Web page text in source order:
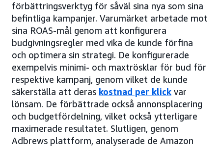
förbättringsverktyg för såväl sina nya som sina
befintliga kampanjer. Varumärket arbetade mot
sina ROAS-mål genom att konfigurera
budgivningsregler med vika de kunde förfina
och optimera sin strategi. De konfigurerade
exempelvis minimi- och maxtrösklar för bud för
respektive kampanj, genom vilket de kunde
säkerställa att deras kostnad per klick var
lönsam. De förbättrade också annonsplacering
och budgetfördelning, vilket också ytterligare
maximerade resultatet. Slutligen, genom
Adbrews plattform, analyserade de Amazon